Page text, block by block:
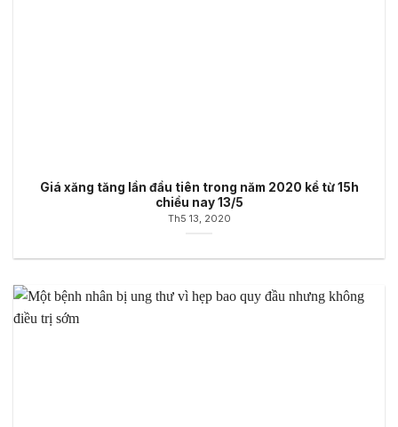
Giá xăng tăng lần đầu tiên trong năm 2020 kể từ 15h
chiều nay 13/5
Th5 13, 2020